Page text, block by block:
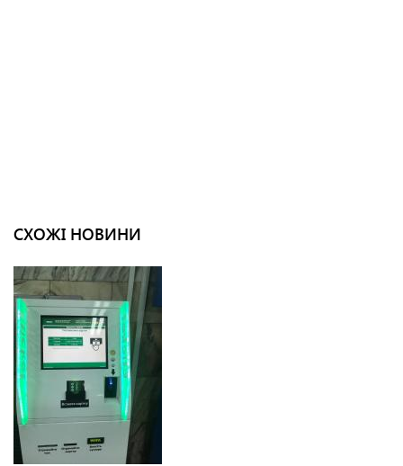
СХОЖІ НОВИНИ